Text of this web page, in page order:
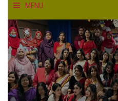
MENU
HOME
ABOUT US
FACULTIES